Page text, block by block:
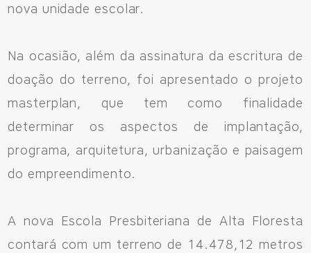
Fale Conosco
nova unidade escolar.
Na ocasião, além da assinatura da escritura de
doação do terreno, foi apresentado o projeto
masterplan, que tem como finalidade
determinar os aspectos de implantação,
programa, arquitetura, urbanização e paisagem
do empreendimento.
A nova Escola Presbiteriana de Alta Floresta
contará com um terreno de 14.478,12 metros